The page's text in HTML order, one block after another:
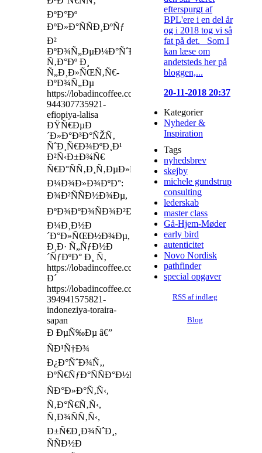
ÐºÐ°Ðº
ÐºÐ»Ð°ÑÑÐ¸ÐºÑƒ
Ð²
ÐºÐ¾Ñ„ÐµÐ¼Ð°ÑˆÐ¸Ð½Ðµ,
Ñ‚Ð°Ðº Ð¸
Ñ„Ð¸Ð»ÑŒÑ‚Ñ€-
ÐºÐ¾Ñ„Ðµ
https://lobadincoffee.com/shop3/tproduct/187539009-
944307735921-
efiopiya-lalisa
ÐŸÑ€ÐµÐ
´Ð»Ð°Ð³Ð°ÑŽÑ‚
ÑˆÐ¸Ñ€Ð¾ÐºÐ¸Ð¹
Ð²Ñ‹Ð±Ð¾Ñ€
Ñ€Ð°ÑÑ‚Ð¸Ñ‚ÐµÐ»ÑŒÐ½Ð¾Ð³Ð¾
Ð¼Ð¾Ð»Ð¾ÐºÐ°:
Ð¾Ð²ÑÑÐ½Ð¾Ðµ,
ÐºÐ¾ÐºÐ¾ÑÐ¾Ð²Ð¾Ðµ,
Ð¼Ð¸Ð½Ð
´Ð°Ð»ÑŒÐ½Ð¾Ðµ,
Ð¸Ð· Ñ„ÑƒÐ½Ð
´ÑƒÐºÐ° Ð¸ Ñ‚
https://lobadincoffee.com/page9908961.html
Ð´
https://lobadincoffee.com/shop3/tproduct/187539009-
394941575821-
indoneziya-toraira-
sapan
Ð ÐµÑ‰Ðµ â€”
ÑÐ¹Ñ†Ð¾
Ð¿Ð°ÑˆÐ¾Ñ‚,
ÐºÑ€ÑƒÐ°ÑÑÐ°Ð½Ñ‹,
ÑÐ°Ð»Ð°Ñ‚Ñ‹,
Ñ‚Ð°Ñ€Ñ‚Ñ‹,
Ñ‚Ð¾ÑÑ‚Ñ‹,
Ð±Ñ€Ð¸Ð¾ÑˆÐ¸,
ÑÑÐ½Ð
efterspurgt af
BPL'ere i en del år
og i 2018 tog vi så
fat på det. Som I
kan læse om
andetsteds her på
bloggen,...
20-11-2018 20:37
Kategorier
Nyheder &
Inspiration
Tags
nyhedsbrev
skejby
michele gundstrup
consulting
lederskab
master class
Gå-Hjem-Møder
early bird
autenticitet
Novo Nordisk
pathfinder
special opgaver
RSS af indlæg
Blog